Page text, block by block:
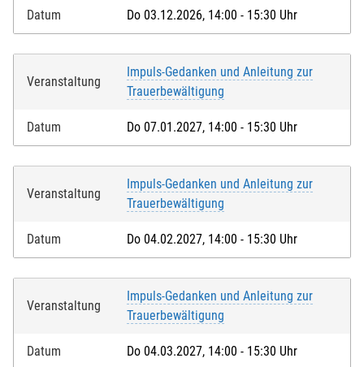
Datum Do 03.12.2026, 14:00 - 15:30 Uhr
Veranstaltung
Impuls-Gedanken und Anleitung zur
Trauerbewältigung
Datum Do 07.01.2027, 14:00 - 15:30 Uhr
Veranstaltung
Impuls-Gedanken und Anleitung zur
Trauerbewältigung
Datum Do 04.02.2027, 14:00 - 15:30 Uhr
Veranstaltung
Impuls-Gedanken und Anleitung zur
Trauerbewältigung
Datum Do 04.03.2027, 14:00 - 15:30 Uhr